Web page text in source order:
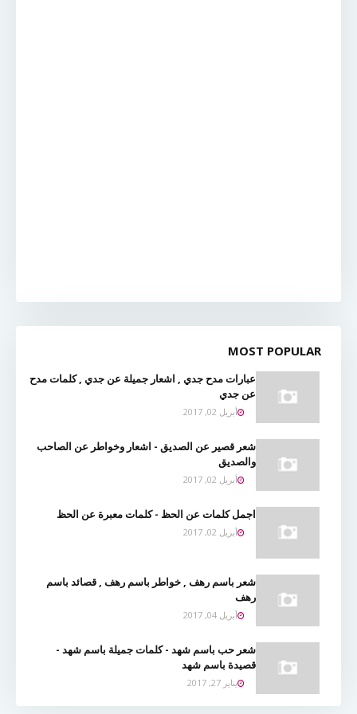
MOST POPULAR
عبارات مدح جدي , اشعار جميلة عن جدي , كلمات مدح
عن جدي
أبريل 02, 2017
شعر قصير عن الصديق - اشعار وخواطر عن الصاحب
والصديق
أبريل 02, 2017
اجمل كلمات عن الحظ - كلمات معبرة عن الحظ
أبريل 02, 2017
شعر باسم رهف , خواطر باسم رهف , قصائد باسم
رهف
أبريل 04, 2017
شعر حب باسم شهد - كلمات جميلة باسم شهد -
قصيدة باسم شهد
يناير 27, 2017